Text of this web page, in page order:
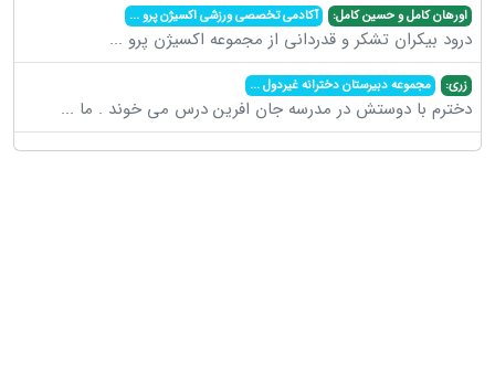
اورهان کامل و حسین کامل: آکادمی تخصصی ورزشی اکسیژن پرو...
درود بیکران تشکر و قدردانی از مجموعه اکسیژن پرو ...
زری: مجموعه دبیرستان دخترانه غیردول...
دخترم با دوستش در مدرسه جان افرین درس می خوند . ما ...